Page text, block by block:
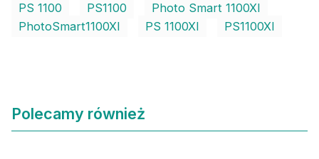
PS 1100
PS1100
Photo Smart 1100XI
PhotoSmart1100XI
PS 1100XI PS1100XI
Polecamy również